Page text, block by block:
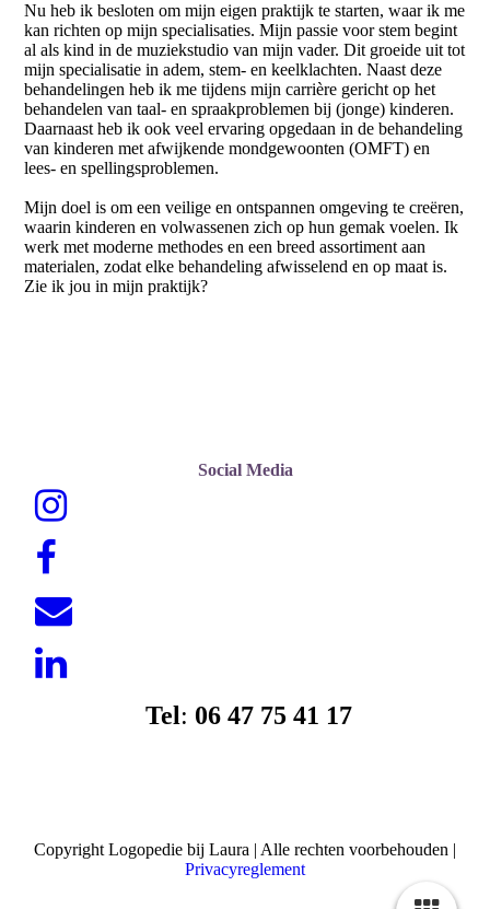
Nu heb ik besloten om mijn eigen praktijk te starten, waar ik me
kan richten op mijn specialisaties. Mijn passie voor stem begint
al als kind in de muziekstudio van mijn vader. Dit groeide uit tot
mijn specialisatie in adem, stem- en keelklachten. Naast deze
behandelingen heb ik me tijdens mijn carrière gericht op het
behandelen van taal- en spraakproblemen bij (jonge) kinderen.
Daarnaast heb ik ook veel ervaring opgedaan in de behandeling
van kinderen met afwijkende mondgewoonten (OMFT) en
lees- en spellingsproblemen.
Mijn doel is om een veilige en ontspannen omgeving te creëren,
waarin kinderen en volwassenen zich op hun gemak voelen. Ik
werk met moderne methodes en een breed assortiment aan
materialen, zodat elke behandeling afwisselend en op maat is.
Zie ik jou in mijn praktijk?
Social Media
Tel: 06 47 75 41 17
Copyright Logopedie bij Laura | Alle rechten voorbehouden |
Privacyreglement